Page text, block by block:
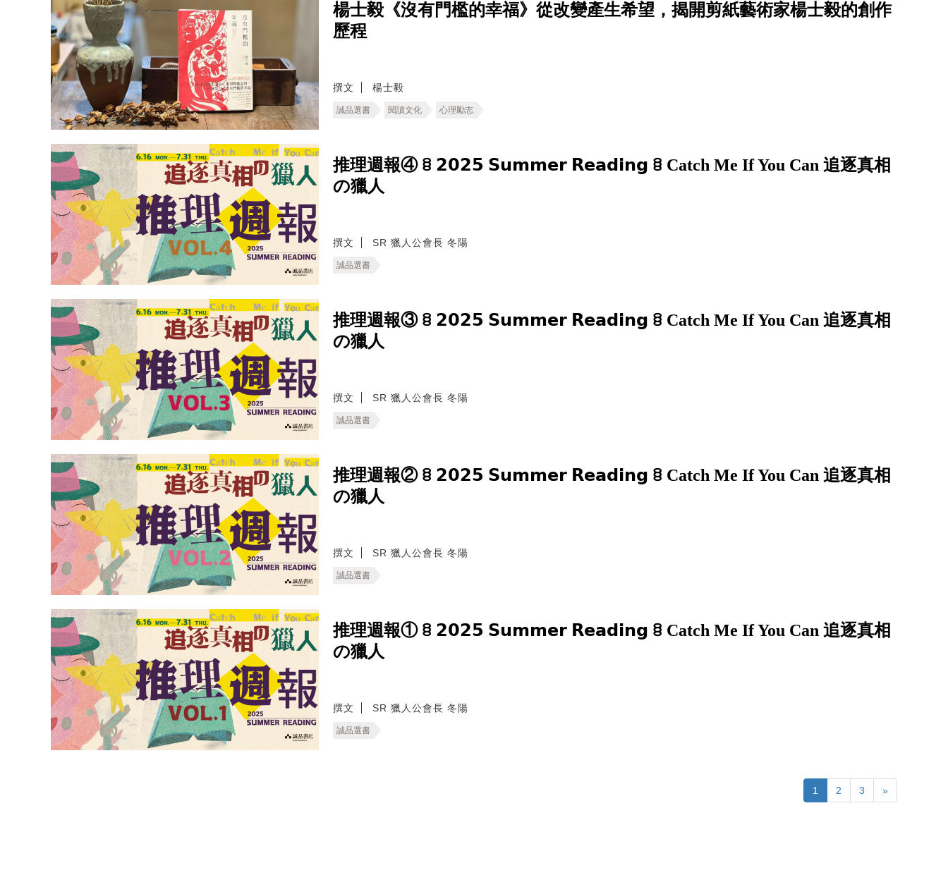
楊士毅《沒有門檻的幸福》從改變產生希望，揭開剪紙藝術家楊士毅的創作
歷程
撰文 楊士毅
誠品選書 閱讀文化 心理勵志
推理週報④ ꊞ 𝟮𝟬𝟮𝟱 𝗦𝘂𝗺𝗺𝗲𝗿 𝗥𝗲𝗮𝗱𝗶𝗻𝗴 ꊞ Catch Me If You Can 追逐真相
の獵人
撰文 SR 獵人公會長 冬陽
誠品選書
推理週報③ ꊞ 𝟮𝟬𝟮𝟱 𝗦𝘂𝗺𝗺𝗲𝗿 𝗥𝗲𝗮𝗱𝗶𝗻𝗴 ꊞ Catch Me If You Can 追逐真相
の獵人
撰文 SR 獵人公會長 冬陽
誠品選書
推理週報② ꊞ 𝟮𝟬𝟮𝟱 𝗦𝘂𝗺𝗺𝗲𝗿 𝗥𝗲𝗮𝗱𝗶𝗻𝗴 ꊞ Catch Me If You Can 追逐真相
の獵人
撰文 SR 獵人公會長 冬陽
誠品選書
推理週報① ꊞ 𝟮𝟬𝟮𝟱 𝗦𝘂𝗺𝗺𝗲𝗿 𝗥𝗲𝗮𝗱𝗶𝗻𝗴 ꊞ Catch Me If You Can 追逐真相
の獵人
撰文 SR 獵人公會長 冬陽
誠品選書
1 2 3 »